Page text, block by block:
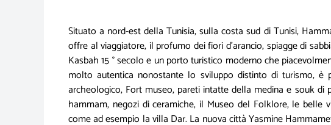
Situato a nord-est della Tunisia, sulla costa sud di Tunisi,
offre al viaggiatore, il profumo dei fiori d'arancio, spiagge di
Kasbah 15 ° secolo e un porto turistico moderno che
molto autentica nonostante lo sviluppo distinto di turismo, è
archeologico, Fort museo, pareti intatte della medina e souk
hammam, negozi di ceramiche, il Museo del Folklore, le belle
come ad esempio la villa Dar. La nuova città Yasmine